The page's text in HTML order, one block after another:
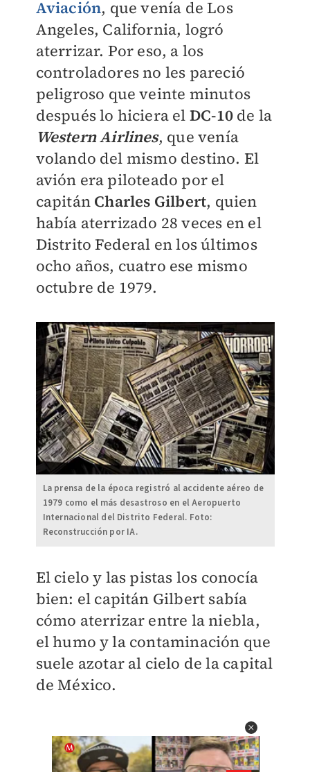
Aviación, que venía de Los
Angeles, California, logró
aterrizar. Por eso, a los
controladores no les pareció
peligroso que veinte minutos
después lo hiciera el DC-10de la
Western Airlines, que venía
volando del mismo destino. El
avión era piloteado por el
capitán Charles Gilbert, quien
había aterrizado 28 veces en el
Distrito Federal en los últimos
ocho años, cuatro ese mismo
octubre de 1979.
La prensa de la época registró al accidente aéreo de
1979 como el más desastroso en el Aeropuerto
Internacional del Distrito Federal. Foto:
Reconstrucción por IA.
El cielo y las pistas los conocía
bien: el capitán Gilbert sabía
cómo aterrizar entre la niebla,
el humo y la contaminación que
suele azotar al cielo de la capital
de México.